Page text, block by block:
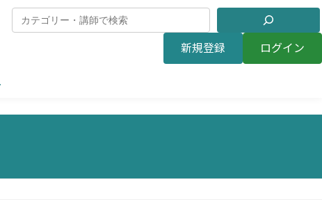
新規登録 ログイン